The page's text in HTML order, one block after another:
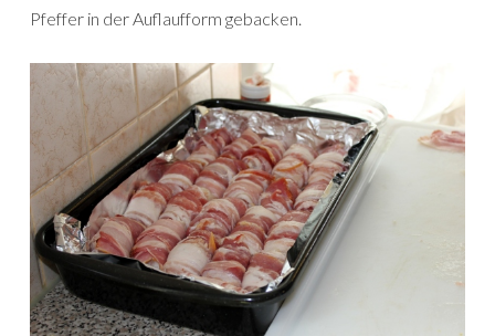
Pfeffer in der Auflaufform gebacken.